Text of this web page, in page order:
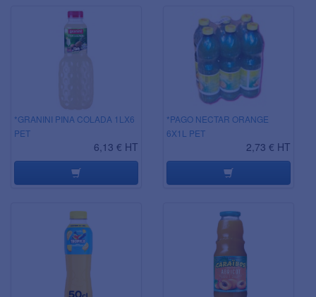
*GRANINI PINA COLADA 1LX6
PET
6,13 € HT
*PAGO NECTAR ORANGE
6X1L PET
2,73 € HT